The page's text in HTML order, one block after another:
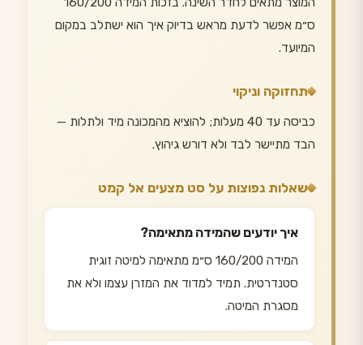
ס״מ אפשר לדעת מראש בדיוק איך הוא ישתלב במקום
המיועד.
תחזוקה וניקוי
כביסה עד 40 מעלות; להוציא מהמכונה מיד ולתלות —
הבד מתיישר לבד ולא דורש גיהוץ.
שאלות נפוצות על סט מצעים אל קמט
איך יודעים שהמידה מתאימה?
המידה 160/200 ס״מ מתאימה למיטה זוגית
סטנדרטית. תמיד למדוד את המזרן עצמו ולא את
מסגרת המיטה.